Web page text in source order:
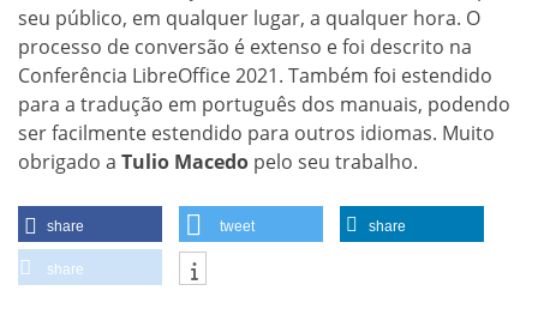
seu público, em qualquer lugar, a qualquer hora. O
processo de conversão é extenso e foi descrito na
Conferência LibreOffice 2021. Também foi estendido
para a tradução em português dos manuais, podendo
ser facilmente estendido para outros idiomas. Muito
obrigado a Tulio Macedo pelo seu trabalho.
share tweet share
share